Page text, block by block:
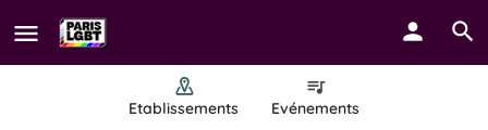
Etablissements Evénements